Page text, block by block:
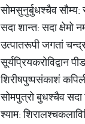
सोमसुनुर्बुधश्चैव सौम्य:
सदा शान्त: सदा क्षेमो
उत्पातरूपी जगतां
सूर्यप्रियकरोविद्वान
शिरीषपुष्पसंकाशं
सोमपुत्रो बुधश्चैव
श्याम: